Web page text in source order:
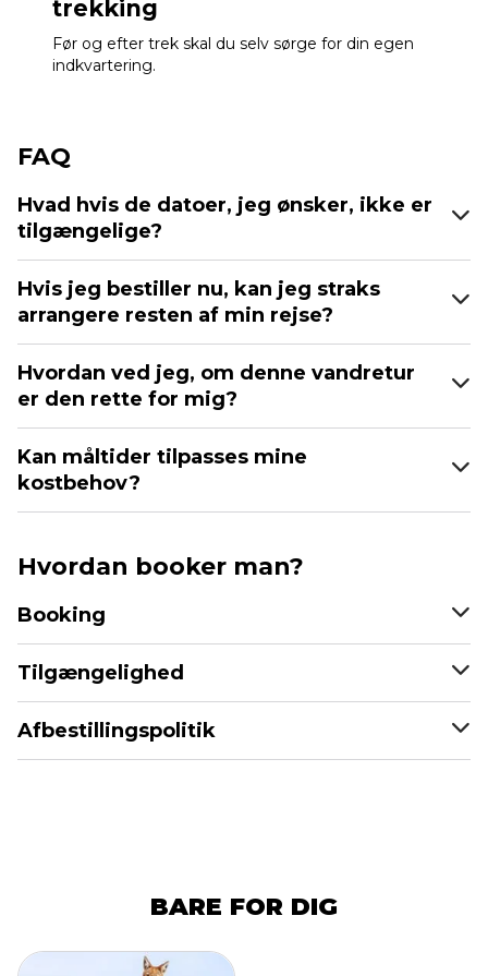
trekking
Før og efter trek skal du selv sørge for din egen
indkvartering.
FAQ
Hvad hvis de datoer, jeg ønsker, ikke er
tilgængelige?
Hvis jeg bestiller nu, kan jeg straks
arrangere resten af min rejse?
Hvordan ved jeg, om denne vandretur
er den rette for mig?
Kan måltider tilpasses mine
kostbehov?
Hvordan booker man?
Booking
Tilgængelighed
Afbestillingspolitik
BARE FOR DIG